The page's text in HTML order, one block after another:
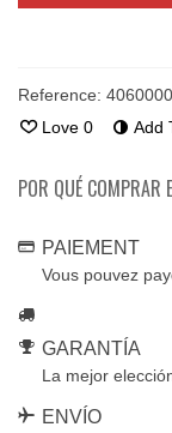
Reference:
Love 0 Add
POR QUÉ COMPRAR
PAIEMENT
Vous pouvez
GARANTÍA
La mejor
ENVÍO